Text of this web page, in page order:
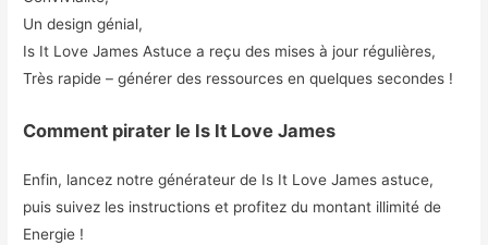
Un design génial,
Is It Love James Astuce a reçu des mises à jour régulières,
Très rapide – générer des ressources en quelques secondes !
Comment pirater le Is It Love James
Enfin, lancez notre générateur de Is It Love James astuce,
puis suivez les instructions et profitez du montant illimité de
Energie !